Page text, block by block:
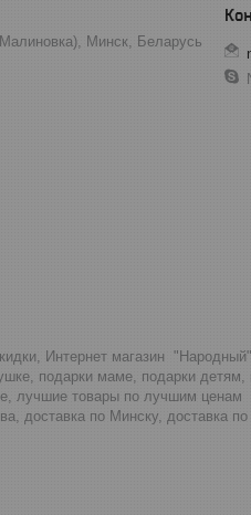
Минск, Беларусь
Интернет магазин
подарки маме, подарки
лучшие товары по лучшим ценам
доставка по Минску, доставка по